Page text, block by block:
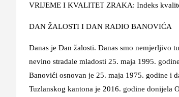
VRIJEME I KVALITET ZRAKA: Indeks
DAN ŽALOSTI I DAN RADIO BANOVIĆA
Danas je Dan žalosti. Danas smo nemjerljivo
nevino stradale mladosti 25. maja 1995.
Banovići osnovan je 25. maja 1975. godine i
Tuzlanskog kantona je 2016. godine donijela